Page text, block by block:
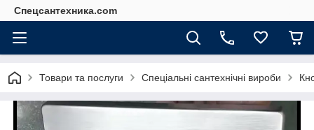
Спецсантехника.com
Товари та послуги Спеціальні сантехнічні вироби